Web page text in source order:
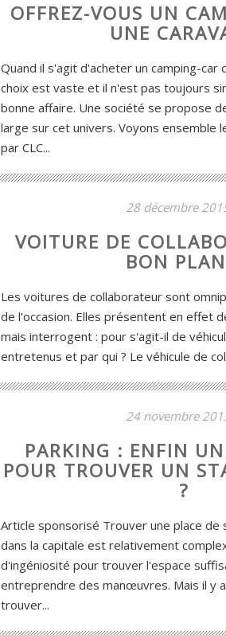
OFFREZ-VOUS UN
UNE
Quand il s'agit d'acheter un camping-car
choix est vaste et il n'est pas toujours
bonne affaire. Une société se propose
large sur cet univers. Voyons ensemble
par CLC...
28 décembre
VOITURE DE
BON
Les voitures de collaborateur sont
de l'occasion. Elles présentent en effet
mais interrogent : pour s'agit-il de
entretenus et par qui ? Le véhicule de
24 novembre
PARKING : ENFIN
POUR TROUVER UN
?
Article sponsorisé Trouver une place
dans la capitale est relativement
d'ingéniosité pour trouver l'espace
entreprendre des manœuvres. Mais il y
trouver...